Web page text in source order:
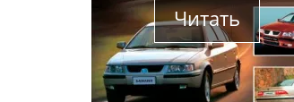
Читать